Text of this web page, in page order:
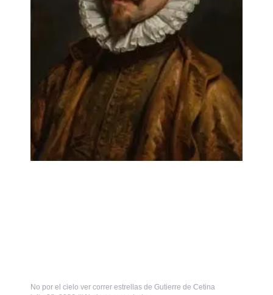
No por el cielo ver correr estrellas de Gutierre de Cetina